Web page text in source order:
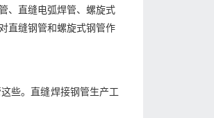
、直缝电弧焊管、螺旋式
直缝钢管和螺旋式钢管作
些。直缝焊接钢管生产工